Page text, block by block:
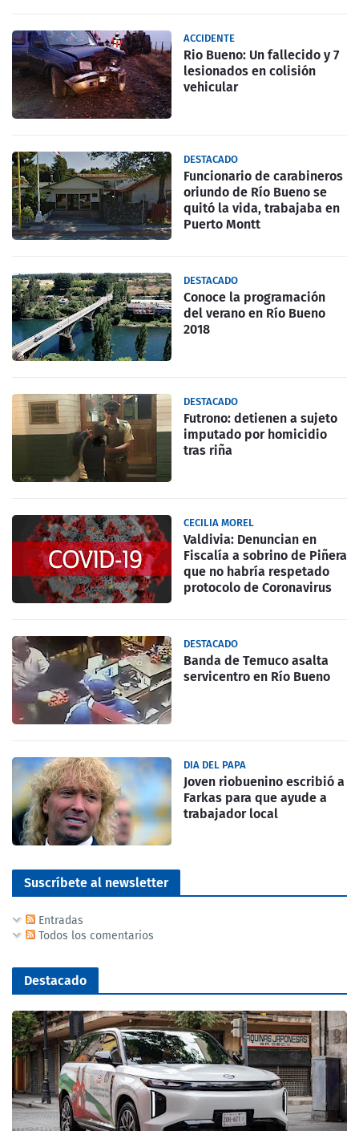
ACCIDENTE
Rio Bueno: Un fallecido y 7
lesionados en colisión
vehicular
DESTACADO
Funcionario de carabineros
oriundo de Río Bueno se
quitó la vida, trabajaba en
Puerto Montt
DESTACADO
Conoce la programación
del verano en Río Bueno
2018
DESTACADO
Futrono: detienen a sujeto
imputado por homicidio
tras riña
CECILIA MOREL
Valdivia: Denuncian en
Fiscalía a sobrino de Piñera
que no habría respetado
protocolo de Coronavirus
DESTACADO
Banda de Temuco asalta
servicentro en Río Bueno
DIA DEL PAPA
Joven riobuenino escribió a
Farkas para que ayude a
trabajador local
Suscríbete al newsletter
Entradas
Todos los comentarios
Destacado